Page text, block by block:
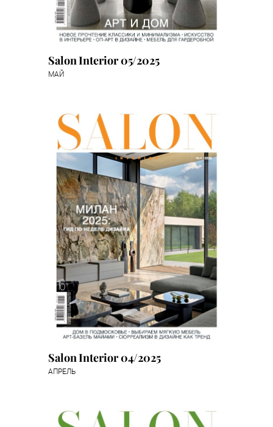
Salon Interior 05/2025
МАЙ
Salon Interior 04/2025
АПРЕЛЬ